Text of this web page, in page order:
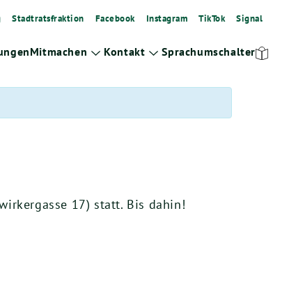
Stadtratsfraktion Facebook Instagram TikTok Signal
Mitmachen
Zeige
Kontakt Zeige
Sprachumschalter
17) statt. Bis dahin!